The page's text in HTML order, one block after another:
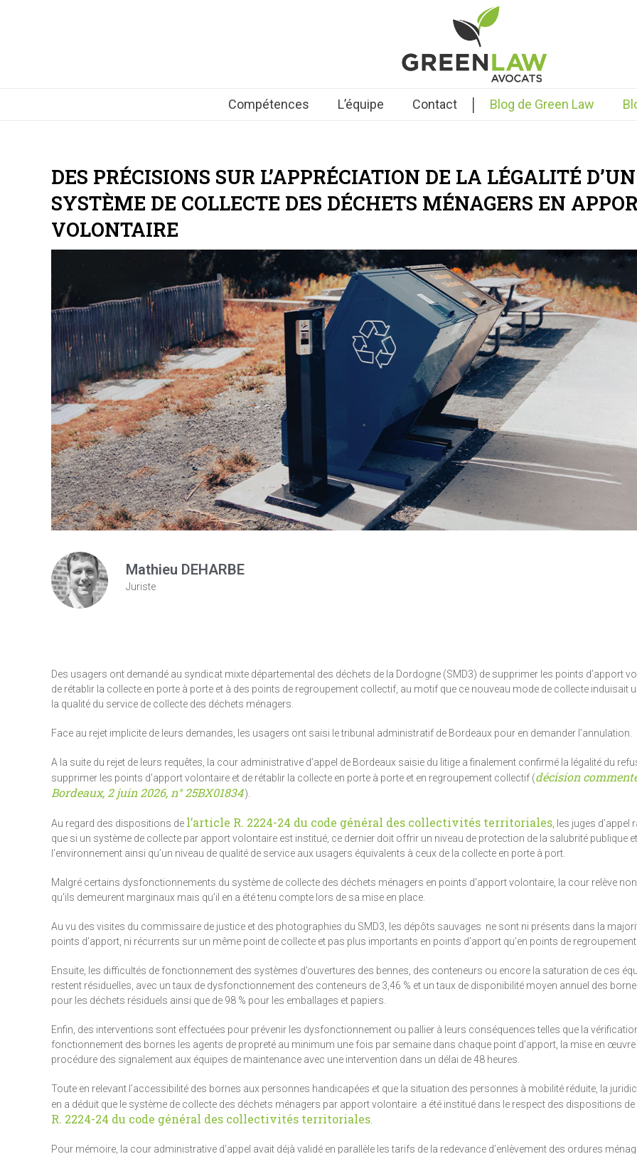
Compétences L’équipe Contact | Blog de Green Law
DES PRÉCISIONS SUR L’APPRÉCIATION DE LA LÉGALITÉ D’UN
SYSTÈME DE COLLECTE DES DÉCHETS MÉNAGERS EN
VOLONTAIRE
Mathieu DEHARBE
Juriste
Des usagers ont demandé au syndicat mixte départemental des déchets de la Dordogne (SMD3) de supprimer les points d’apport
de rétablir la collecte en porte à porte et à des points de regroupement collectif, au motif que ce nouveau mode de collecte induisait
la qualité du service de collecte des déchets ménagers.
Face au rejet implicite de leurs demandes, les usagers ont saisi le tribunal administratif de Bordeaux pour en demander l’annulation.
A la suite du rejet de leurs requêtes, la cour administrative d’appel de Bordeaux saisie du litige a finalement confirmé la légalité du
supprimer les points d’apport volontaire et de rétablir la collecte en porte à porte et en regroupement collectif (décision
Bordeaux, 2 juin 2026, n° 25BX01834).
Au regard des dispositions de l’article R. 2224-24 du code général des collectivités territoriales , les juges d’appel
que si un système de collecte par apport volontaire est institué, ce dernier doit offrir un niveau de protection de la salubrité publique
l’environnement ainsi qu’un niveau de qualité de service aux usagers équivalents à ceux de la collecte en porte à port.
Malgré certains dysfonctionnements du système de collecte des déchets ménagers en points d’apport volontaire, la cour relève
qu’ils demeurent marginaux mais qu’il en a été tenu compte lors de sa mise en place.
Au vu des visites du commissaire de justice et des photographies du SMD3, les dépôts sauvages ne sont ni présents dans la
points d’apport, ni récurrents sur un même point de collecte et pas plus importants en points d’apport qu’en points de
Ensuite, les difficultés de fonctionnement des systèmes d’ouvertures des bennes, des conteneurs ou encore la saturation de ces
restent résiduelles, avec un taux de dysfonctionnement des conteneurs de 3,46 % et un taux de disponibilité moyen annuel des
pour les déchets résiduels ainsi que de 98 % pour les emballages et papiers.
Enfin, des interventions sont effectuées pour prévenir les dysfonctionnement ou pallier à leurs conséquences telles que la
fonctionnement des bornes les agents de propreté au minimum une fois par semaine dans chaque point d’apport, la mise en œuvre
procédure des signalement aux équipes de maintenance avec une intervention dans un délai de 48 heures.
Toute en relevant l’accessibilité des bornes aux personnes handicapées et que la situation des personnes à mobilité réduite, la
en a déduit que le système de collecte des déchets ménagers par apport volontaire a été institué dans le respect des dispositions de
R. 2224-24 du code général des collectivités territoriales
Pour mémoire, la cour administrative d’appel avait déjà validé en parallèle les tarifs de la redevance d’enlèvement des ordures